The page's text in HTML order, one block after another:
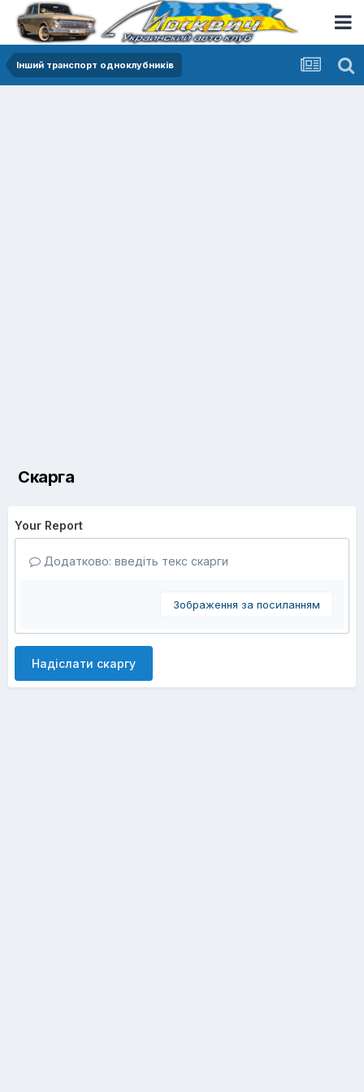
Інший транспорт одноклубників
Скарга
Your Report
Додатково: введіть текс скарги
Зображення за посиланням
Надіслати скаргу